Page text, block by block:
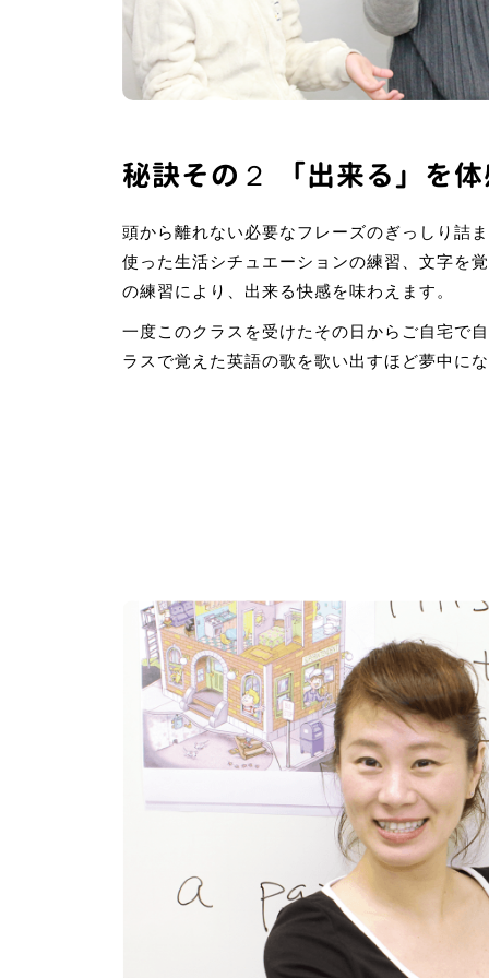
秘訣その２ 「出来る」を
頭から離れない必要なフレーズのぎっしり詰
使った生活シチュエーションの練習、文字を
の練習により、出来る快感を味わえます。
一度このクラスを受けたその日からご自宅で
ラスで覚えた英語の歌を歌い出すほど夢中に